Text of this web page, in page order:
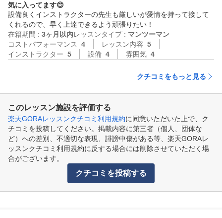
気に入ってます😊
設備良くインストラクターの先生も厳しいが愛情を持って接して
くれるので、早く上達できるよう頑張りたい！
在籍期間 : 3ヶ月以内レッスンタイプ : マンツーマン
コストパフォーマンス
4 レッスン内容 5
インストラクター 5 設備 4 雰囲気 4
クチコミをもっと見る
このレッスン施設を評価する
楽天GORAレッスンクチコミ利用規約に同意いただいた上で、ク
チコミを投稿してください。掲載内容に第三者（個人、団体な
ど）への差別、不適切な表現、誹謗中傷がある等、楽天GORAレ
ッスンクチコミ利用規約に反する場合には削除させていただく場
合がございます。
クチコミを投稿する